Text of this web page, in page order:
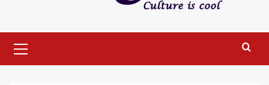
Menu